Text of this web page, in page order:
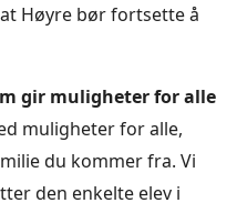
Høyre bør fortsette å
gir muligheter for alle
muligheter for alle,
du kommer fra. Vi
den enkelte elev i